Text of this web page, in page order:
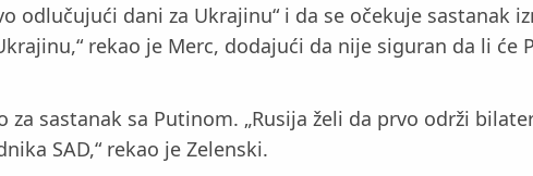
odlučujući dani za Ukrajinu“ i da se očekuje sastanak
rekao je Merc, dodajući da nije siguran da li
sastanak sa Putinom. „Rusija želi da prvo održi
SAD,“ rekao je Zelenski.